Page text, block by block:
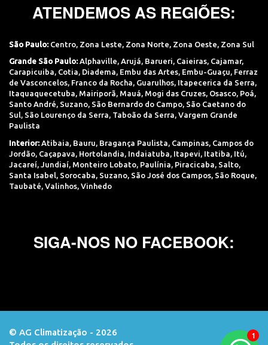
ATENDEMOS AS REGIÕES:
São Paulo: Centro, Zona Leste, Zona Norte, Zona Oeste, Zona Sul
Grande São Paulo: Alphaville, Arujá, Barueri, Caieiras, Cajamar,
Carapicuiba, Cotia, Diadema, Embu das Artes, Embu-Guaçu, Ferraz
de Vasconcelos, Franco da Rocha, Guarulhos, Itapecerica da Serra,
Itaquaquecetuba, Mairiporã, Mauá, Mogi das Cruzes, Osasco, Poá,
Santo André, Suzano, São Bernardo do Campo, São Caetano do
Sul, São Lourenço da Serra, Taboão da Serra, Vargem Grande
Paulista
Interior: Atibaia, Bauru, Bragança Paulista, Campinas, Campos do
Jordão, Caçapava, Hortolandia, Indaiatuba, Itapevi, Itatiba, Itú,
Jacareí, Jundiaí, Monteiro Lobato, Paulínia, Piracicaba, Salto,
Santa Isabel, Sorocaba, Suzano, São José dos Campos, São Roque,
Taubaté, Valinhos, Vinhedo
SIGA-NOS NO FACEBOOK:
© AG Climatização - 2026